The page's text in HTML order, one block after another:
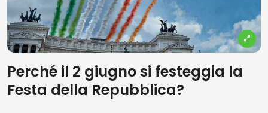
Perché il 2 giugno si festeggia la
Festa della Repubblica?